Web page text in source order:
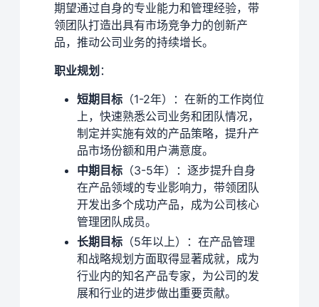
期望通过自身的专业能力和管理经验，带
领团队打造出具有市场竞争力的创新产
品，推动公司业务的持续增长。
职业规划 ：
短期目标 （1-2年）：在新的工作岗位
上，快速熟悉公司业务和团队情况，
制定并实施有效的产品策略，提升产
品市场份额和用户满意度。
中期目标 （3-5年）：逐步提升自身
在产品领域的专业影响力，带领团队
开发出多个成功产品，成为公司核心
管理团队成员。
长期目标 （5年以上）：在产品管理
和战略规划方面取得显著成就，成为
行业内的知名产品专家，为公司的发
展和行业的进步做出重要贡献。